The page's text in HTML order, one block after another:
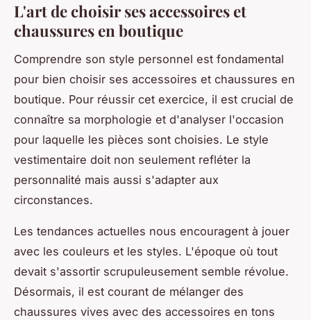
L'art de choisir ses accessoires et
chaussures en boutique
Comprendre son style personnel est fondamental
pour bien choisir ses accessoires et chaussures en
boutique. Pour réussir cet exercice, il est crucial de
connaître sa morphologie et d'analyser l'occasion
pour laquelle les pièces sont choisies. Le style
vestimentaire doit non seulement refléter la
personnalité mais aussi s'adapter aux
circonstances.
Les tendances actuelles nous encouragent à jouer
avec les couleurs et les styles. L'époque où tout
devait s'assortir scrupuleusement semble révolue.
Désormais, il est courant de mélanger des
chaussures vives avec des accessoires en tons